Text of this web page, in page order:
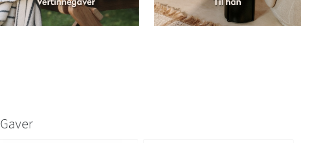
Gaver